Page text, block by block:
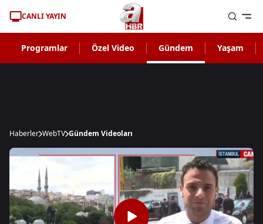
CANLI YAYIN
Programlar Özel Video Gündem Yaşam
Haberler WebTV Gündem Videoları